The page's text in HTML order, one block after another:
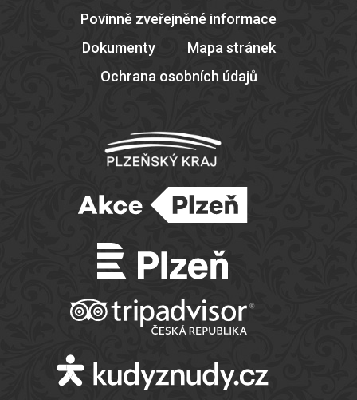
Povinně zveřejněné informace
Dokumenty
Mapa stránek
Ochrana osobních údajů